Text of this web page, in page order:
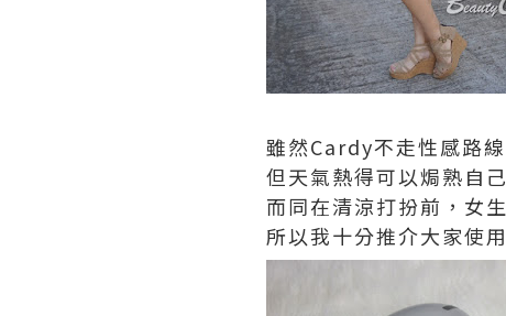
雖然Cardy不走性感路線
但天氣熱得可以焗熟自
而同在清涼打扮前，女
所以我十分推介大家